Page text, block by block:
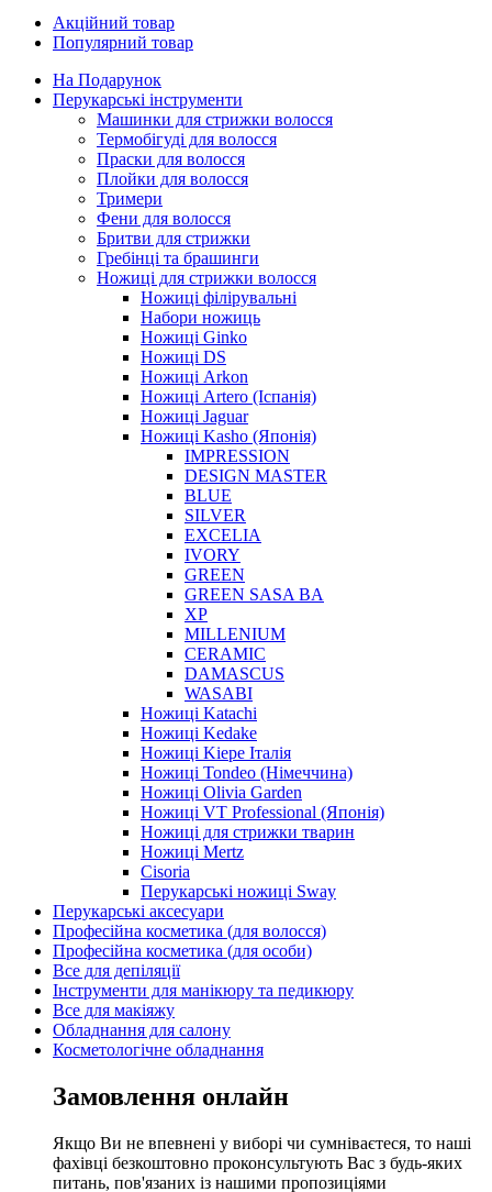
Акційний товар
Популярний товар
На Подарунок
Перукарські інструменти
Машинки для стрижки волосся
Термобігуді для волосся
Праски для волосся
Плойки для волосся
Тримери
Фени для волосся
Бритви для стрижки
Гребінці та брашинги
Ножиці для стрижки волосся
Ножиці філірувальні
Набори ножиць
Ножиці Ginko
Ножиці DS
Ножиці Arkon
Ножиці Artero (Іспанія)
Ножиці Jaguar
Ножиці Kasho (Японія)
IMPRESSION
DESIGN MASTER
BLUE
SILVER
EXCELIA
IVORY
GREEN
GREEN SASA BA
XP
MILLENIUM
CERAMIC
DAMASCUS
WASABI
Ножиці Katachi
Ножиці Kedake
Ножиці Kiepe Італія
Ножиці Tondeo (Німеччина)
Ножиці Olivia Garden
Ножиці VT Professional (Японія)
Ножиці для стрижки тварин
Ножиці Mertz
Cisoria
Перукарські ножиці Sway
Перукарські аксесуари
Професійна косметика (для волосся)
Професійна косметика (для особи)
Все для депіляції
Інструменти для манікюру та педикюру
Все для макіяжу
Обладнання для салону
Косметологічне обладнання
Замовлення онлайн
Якщо Ви не впевнені у виборі чи сумніваєтеся, то наші
фахівці безкоштовно проконсультують Вас з будь-яких
питань, пов'язаних із нашими пропозиціями